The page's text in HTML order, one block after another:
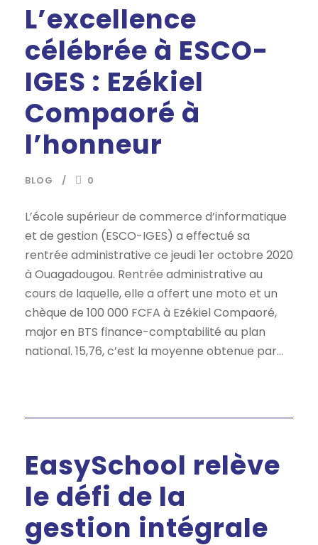
L’excellence
célébrée à ESCO-
IGES : Ezékiel
Compaoré à
l’honneur
BLOG 0
L’école supérieur de commerce d’informatique
et de gestion (ESCO-IGES) a effectué sa
rentrée administrative ce jeudi 1er octobre 2020
à Ouagadougou. Rentrée administrative au
cours de laquelle, elle a offert une moto et un
chèque de 100 000 FCFA à Ezékiel Compaoré,
major en BTS finance-comptabilité au plan
national. 15,76, c’est la moyenne obtenue par...
EasySchool relève
le défi de la
gestion intégrale